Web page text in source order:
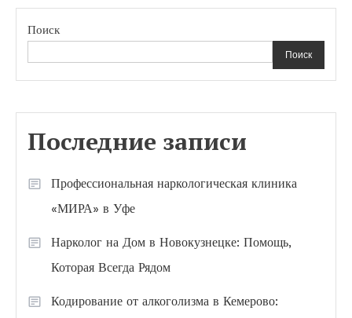
Поиск
Поиск
Последние записи
Профессиональная наркологическая клиника
«МИРА» в Уфе
Нарколог на Дом в Новокузнецке: Помощь,
Которая Всегда Рядом
Кодирование от алкоголизма в Кемерово: